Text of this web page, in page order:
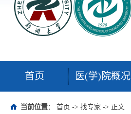
首页 医(学)院概况
当前位置： 首页 -> 找专家 -> 正文